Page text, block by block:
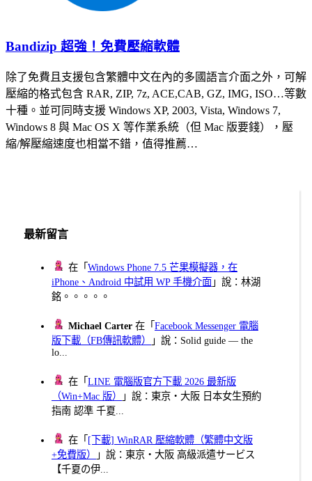
Bandizip 超強！免費壓縮軟體
除了免費且支援包含繁體中文在內的多國語言介面之外，可解
壓縮的格式包含 RAR, ZIP, 7z, ACE,CAB, GZ, IMG, ISO…等數
十種。並可同時支援 Windows XP, 2003, Vista, Windows 7,
Windows 8 與 Mac OS X 等作業系統（但 Mac 版要錢），壓
縮/解壓縮速度也相當不錯，值得推薦…
最新留言
在「Windows Phone 7.5 芒果模擬器，在
iPhone、Android 中試用 WP 手機介面 」說：林湖
銘。。。。。
Michael Carter 在「Facebook Messenger 電腦
版下載（FB傳訊軟體）
」說：Solid guide — the
lo...
在「LINE 電腦版官方下載 2026 最新版
（Win+Mac 版）
」說：東京・大阪 日本女生預約
指南 認準 千夏...
在「 [下載] WinRAR 壓縮軟體（繁體中文版
+免費版）
」說：東京・大阪 高級派遣サービス
【千夏の伊...